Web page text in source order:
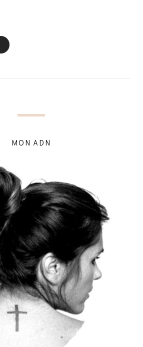
MON ADN